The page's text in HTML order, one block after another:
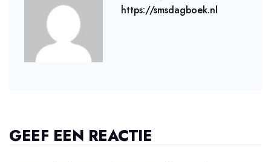
https://smsdagboek.nl
GEEF EEN REACTIE